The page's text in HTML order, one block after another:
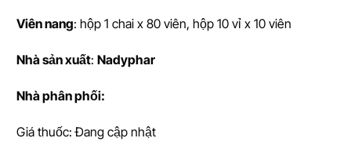
Viên nang: hộp 1 chai x 80 viên, hộp 10 vỉ x 10 viên
Nhà sản xuất: Nadyphar
Nhà phân phối:
Giá thuốc: Đang cập nhật